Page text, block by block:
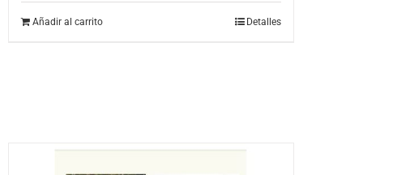
Añadir al carrito Detalles